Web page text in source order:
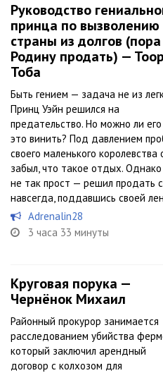
Руководство
принца по вызволению
страны из долгов
Родину продать) —
Тоба
Быть гением — задача не из
Принц Уэйн решился на
предательство. Но можно ли
это винить? Под давлением
своего маленького королевства
забыл, что такое отдых.
не так прост — решил продать
навсегда, поддавшись своей
Adrenalin28
3 часа 33 минуты
Круговая порука —
Чернёнок Михаил
Районный прокурор занимается
расследованием убийства
который заключил арендный
договор с колхозом для